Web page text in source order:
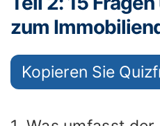
zum
Kopieren Sie